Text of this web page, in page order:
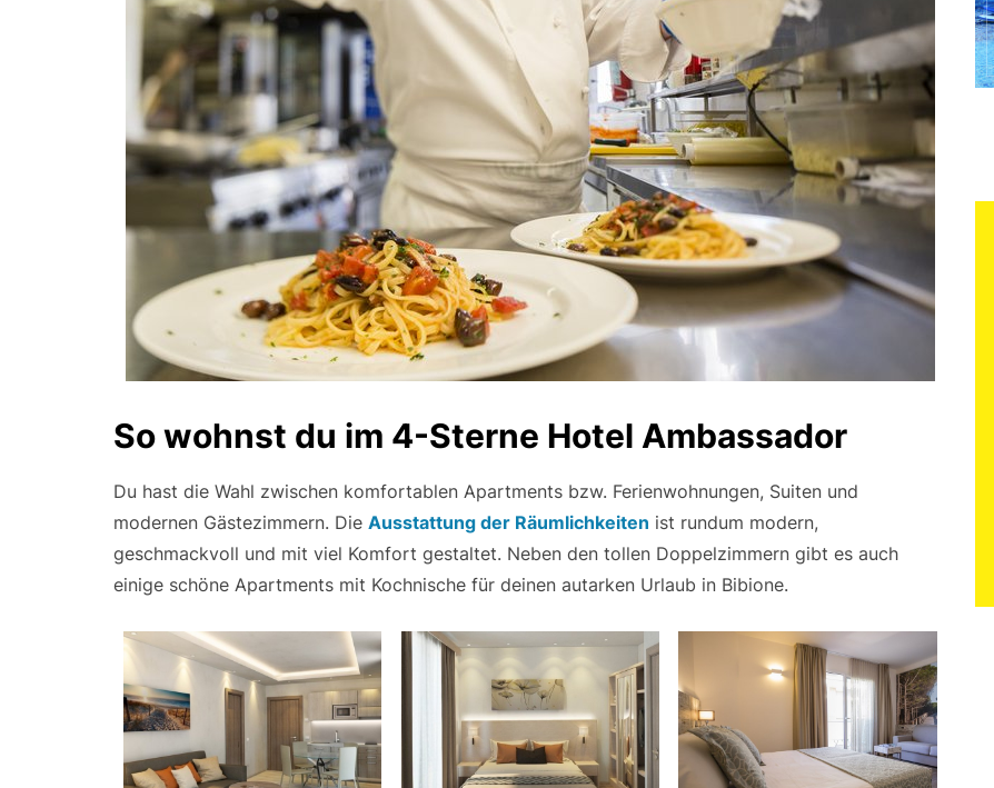
So wohnst du im 4-Sterne Hotel Ambassador
Du hast die Wahl zwischen komfortablen Apartments bzw. Ferienwohnungen, Suiten und
modernen Gästezimmern. Die Ausstattung der Räumlichkeiten ist rundum modern,
geschmackvoll und mit viel Komfort gestaltet. Neben den tollen Doppelzimmern gibt es auch
einige schöne Apartments mit Kochnische für deinen autarken Urlaub in Bibione.